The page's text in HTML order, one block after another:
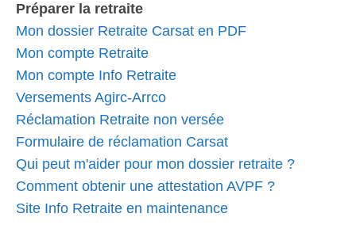
Préparer la retraite
Mon dossier Retraite Carsat en PDF
Mon compte Retraite
Mon compte Info Retraite
Versements Agirc-Arrco
Réclamation Retraite non versée
Formulaire de réclamation Carsat
Qui peut m'aider pour mon dossier retraite ?
Comment obtenir une attestation AVPF ?
Site Info Retraite en maintenance